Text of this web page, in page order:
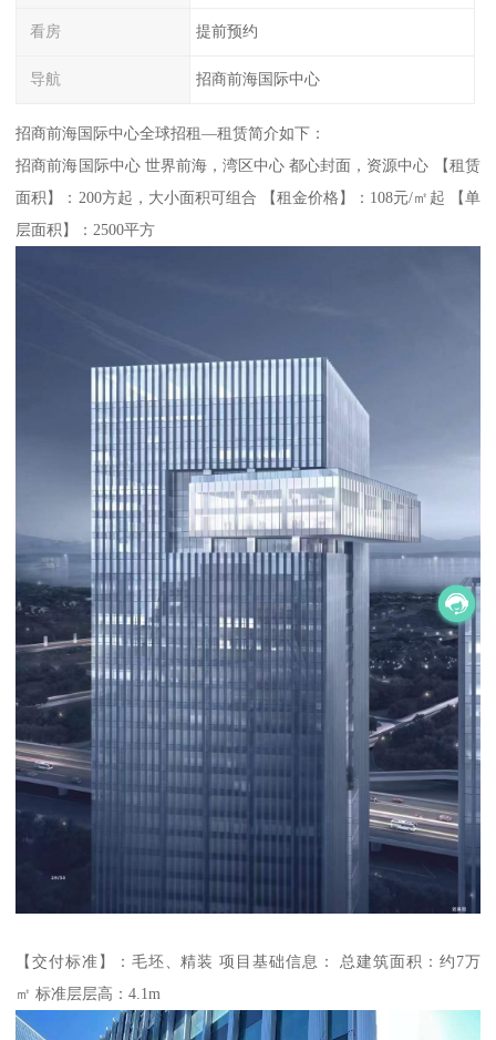
看房 提前预约
导航 招商前海国际中心
招商前海国际中心全球招租—租赁简介如下：
招商前海国际中心 世界前海，湾区中心 都心封面，资源中心 【租赁
面积】：200方起，大小面积可组合 【租金价格】：108元/㎡起 【单
层面积】：2500平方
【交付标准】：毛坯、精装 项目基础信息： 总建筑面积：约7万
㎡ 标准层层高：4.1m